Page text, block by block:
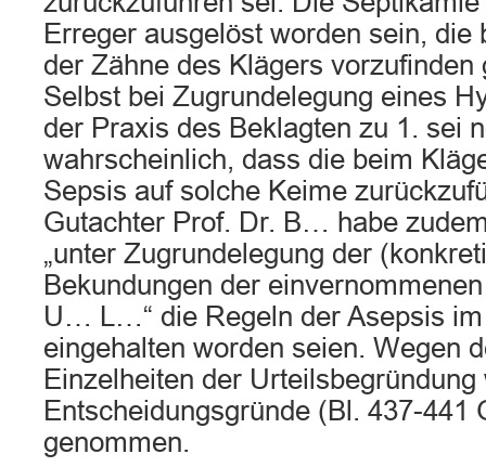
Erreger ausgelöst worden sein, die
der Zähne des Klägers vorzufinden
Selbst bei Zugrundelegung eines
der Praxis des Beklagten zu 1. sei
wahrscheinlich, dass die beim
Sepsis auf solche Keime
Gutachter Prof. Dr. B… habe
„unter Zugrundelegung der
Bekundungen der
U… L…“ die Regeln der Asepsis
eingehalten worden seien. Wegen
Einzelheiten der
Entscheidungsgründe (Bl. 437-441
genommen.